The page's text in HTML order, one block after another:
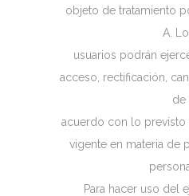
objeto de tratamiento
A.
usuarios podrán
acceso, rectificación,
de
acuerdo con lo previsto
vigente en materia de
Para hacer uso del